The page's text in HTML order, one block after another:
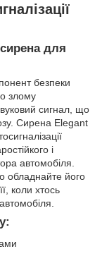
для
безпеки
злому
сигнал, що
Сирена Elegant
і
автомобіля.
обладнайте його
коли хтось